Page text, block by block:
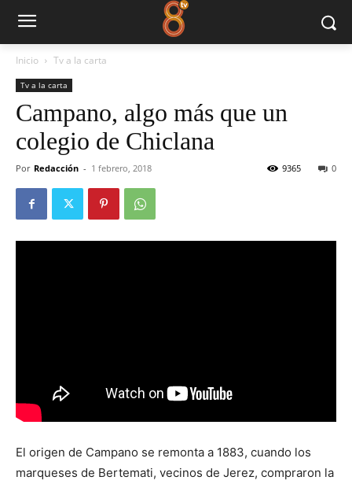
Inicio Tv a la carta
Tv a la carta
Campano, algo más que un
colegio de Chiclana
Por Redacción - 1 febrero, 2018 0
9365
El origen de Campano se remonta a 1883, cuando los
marqueses de Bertemati, vecinos de Jerez, compraron la